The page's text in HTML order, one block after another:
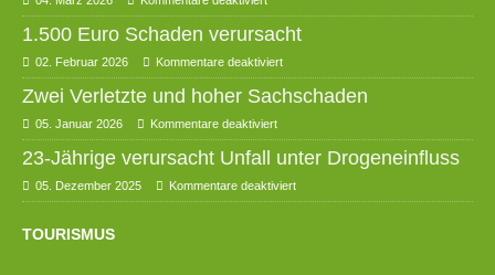
1.500 Euro Schaden verursacht
02. Februar 2026 Kommentare deaktiviert
Zwei Verletzte und hoher Sachschaden
05. Januar 2026 Kommentare deaktiviert
23-Jährige verursacht Unfall unter Drogeneinfluss
05. Dezember 2025 Kommentare deaktiviert
TOURISMUS